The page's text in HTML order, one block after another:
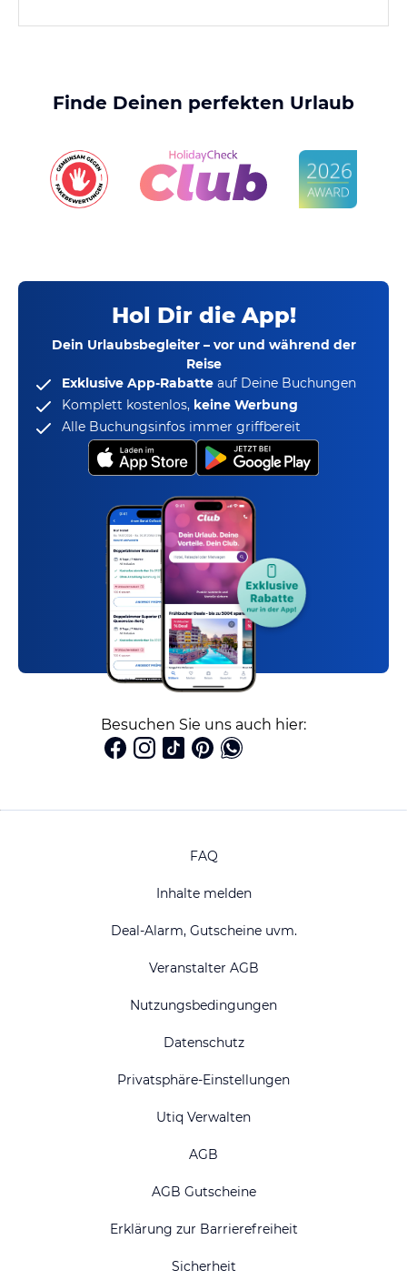
Finde Deinen perfekten Urlaub
Hol Dir die App!
Dein Urlaubsbegleiter – vor und während der
Reise
Exklusive App-Rabatte auf Deine Buchungen
Komplett kostenlos, keine Werbung
Alle Buchungsinfos immer griffbereit
Besuchen Sie uns auch hier:
FAQ
Inhalte melden
Deal-Alarm, Gutscheine uvm.
Veranstalter AGB
Nutzungsbedingungen
Datenschutz
Privatsphäre-Einstellungen
Utiq Verwalten
AGB
AGB Gutscheine
Erklärung zur Barrierefreiheit
Sicherheit